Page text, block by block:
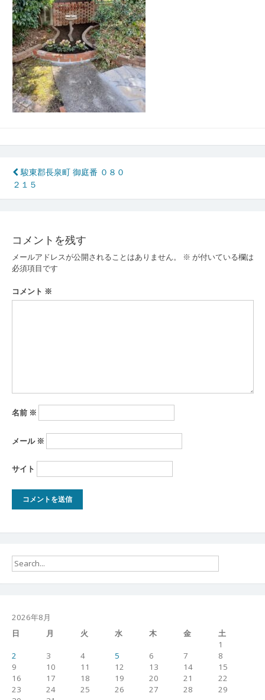
投
稿
ビ
ゲ
ー
シ
駿東郡長泉町 御庭番 ０８０
２１５
コメントを残す
メールアドレスが公開されることはありません。 ※ が付いている欄は
必須項目です
コメント ※
名前 ※
メール ※
サイト
2026年8月
日
月 火 水 木 金
土
1
2
3 4 5 6 7
8
9
10 11 12 13 14
15
16
17 18 19 20 21
22
23
24 25 26 27 28
29